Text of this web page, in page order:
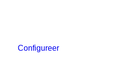
Configureer